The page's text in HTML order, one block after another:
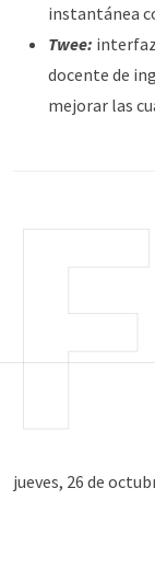
instantánea
Twee:
docente de
mejorar las
jueves, 26 de